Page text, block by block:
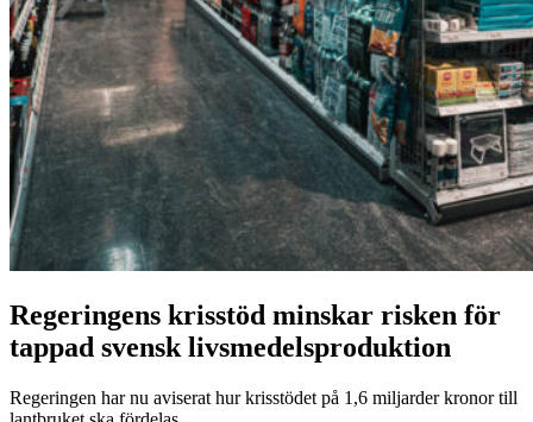
Regeringens krisstöd minskar risken för
tappad svensk livsmedelsproduktion
Regeringen har nu aviserat hur krisstödet på 1,6 miljarder kronor till